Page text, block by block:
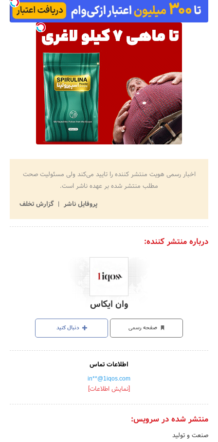
اخبار رسمی هویت منتشر کننده را تایید می‌کند ولی مسئولیت صحت
مطلب منتشر شده بر عهده ناشر است.
پروفایل ناشر
گزارش تخلف
درباره منتشر کننده:
وان ایکاس
صفحه رسمی دنبال کنید
اطلاعات تماس
in**@1iqos.com
[نمایش اطلاعات]
منتشر شده در سرویس:
صنعت و تولید